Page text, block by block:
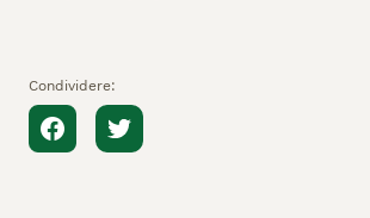
Condividere: